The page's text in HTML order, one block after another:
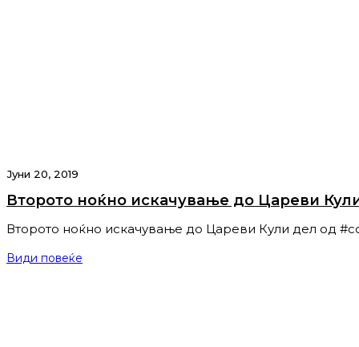
Јуни 20, 2019
Второто ноќно искачување до Цареви
Второто ноќно искачување до Цареви Кули дел од
Види повеќе